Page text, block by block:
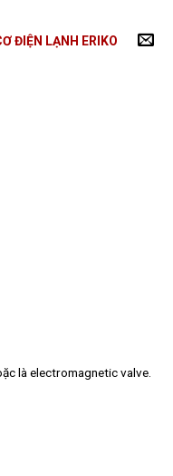
ĐIỆN LẠNH ERIKO
là electromagnetic valve.